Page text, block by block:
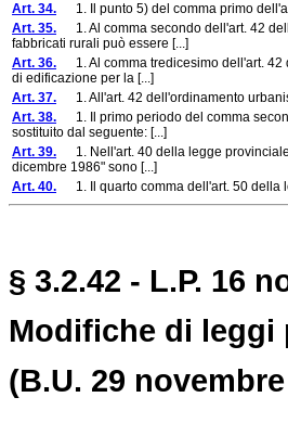
Art. 34. 1. Il punto 5) del comma primo
Art. 35. 1. Al comma secondo dell'art. 42
fabbricati rurali può essere [...]
Art. 36. 1. Al comma tredicesimo dell'art. 42
di edificazione per la [...]
Art. 37. 1. All'art. 42 dell'ordinamento
Art. 38. 1. Il primo periodo del comma
sostituito dal seguente: [...]
Art. 39. 1. Nell'art. 40 della legge provinciale
dicembre 1986" sono [...]
Art. 40. 1. Il quarto comma dell'art. 50 della
§ 3.2.42 - L.P. 16
Modifiche di leggi
(B.U. 29